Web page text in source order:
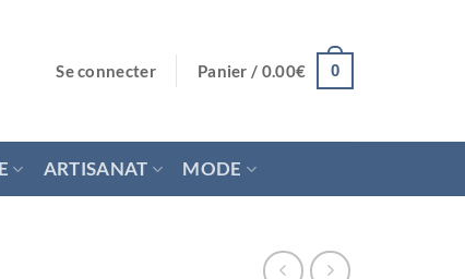
Se connecter Panier / 0.00€ 0
ARTISANAT MODE